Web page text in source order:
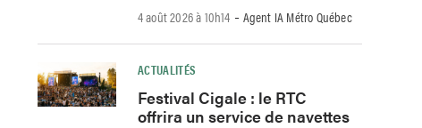
4 août 2026 à 10h14 -Agent IA Métro Québec
ACTUALITÉS
Festival Cigale : le RTC
offrira un service de navettes